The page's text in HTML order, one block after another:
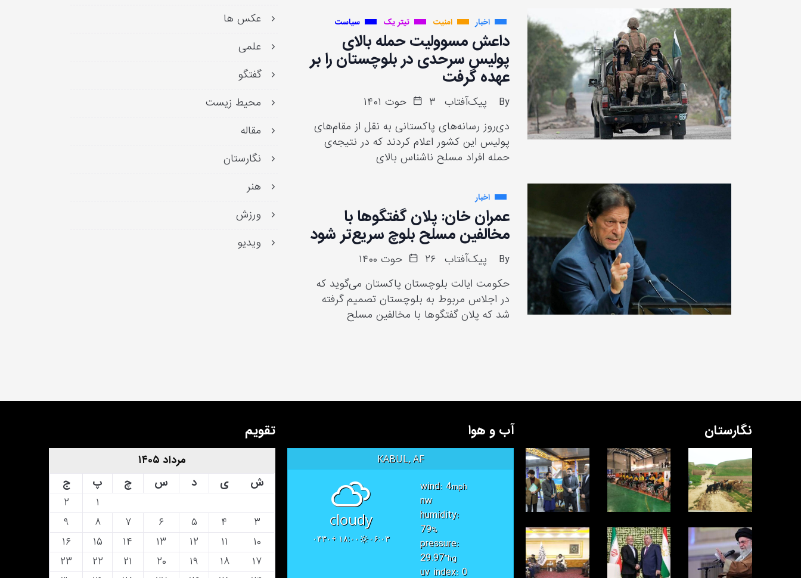
اخبار امنیت تیتر یک سیاست
داعش مسوولیت حمله بالای
پولیس سرحدی در بلوچستان را بر
عهده گرفت
By پیک‌آفتاب ۳ حوت ۱۴۰۱
دی‌روز رسانه‌های پاکستانی به نقل از مقام‌های
پولیس این کشور اعلام کردند که در نتیجه‌ی
حمله افراد مسلح ناشناس بالای
اخبار
عمران خان: پلان گفتگوها با
مخالفین مسلح بلوچ سریع‌تر شود
By پیک‌آفتاب ۲۶ حوت ۱۴۰۰
حکومت ایالت بلوچستان پاکستان می‌گوید که
در اجلاس مربوط به بلوچستان تصمیم گرفته
شد که پلان گفتگوها با مخالفین مسلح
عکس ها
علمی
گفتگو
محیط زیست
مقاله
نگارستان
هنر
ورزش
ویدیو
نگارستان آب و هوا
KABUL, AF
cloudy
۰۶:۰۳ ۱۸:۰۰ +۰۴۳۰
wind: 4mph
nw
humidity:
79%
pressure:
29.97"hg
uv index: 0
تقویم
مرداد ۱۴۰۵
ش
ی د س چ پ
ج
۱
۲
۳
۴ ۵ ۶ ۷ ۸
۹
۱۰
۱۱ ۱۲ ۱۳ ۱۴ ۱۵
۱۶
۱۷
۱۸ ۱۹ ۲۰ ۲۱ ۲۲
۲۳